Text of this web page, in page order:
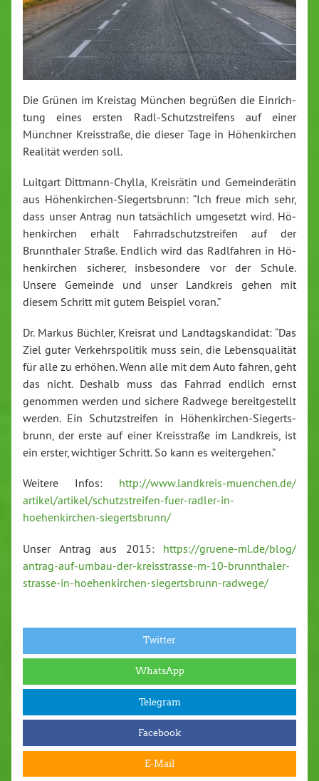
Die Grünen im Kreistag München begrüßen die Ein­rich­
tung eines ersten Radl-Schutz­strei­fens auf einer
Münchner Kreis­stra­ße, die dieser Tage in Hö­hen­kir­chen
Realität werden soll.
Luitgart Ditt­mann-Chyl­la, Kreis­rä­tin und Ge­mein­de­rä­tin
aus Hö­hen­kir­chen-Sie­gerts­brunn: “Ich freue mich sehr,
dass unser Antrag nun tat­säch­lich umgesetzt wird. Hö­
hen­kir­chen erhält Fahr­rad­schutz­strei­fen auf der
Brunntha­ler Straße. Endlich wird das Radl­fah­ren in Hö­
hen­kir­chen sicherer, ins­be­son­de­re vor der Schule.
Unsere Gemeinde und unser Landkreis gehen mit
diesem Schritt mit gutem Beispiel voran.”
Dr. Markus Büchler, Kreisrat und Land­tags­kan­di­dat: “Das
Ziel guter Ver­kehrs­po­li­tik muss sein, die Le­bens­qua­li­tät
für alle zu erhöhen. Wenn alle mit dem Auto fahren, geht
das nicht. Deshalb muss das Fahrrad endlich ernst
genommen werden und sichere Radwege be­reit­ge­stellt
werden. Ein Schutz­strei­fen in Hö­hen­kir­chen-Sie­gerts­
brunn, der erste auf einer Kreis­stra­ße im Landkreis, ist
ein erster, wichtiger Schritt. So kann es wei­ter­ge­hen.”
Weitere Infos: http://​www.​landkreis-​muenchen.​de/​
artikel/​artikel/​schutzstreifen-​fuer-​radler-​in-​
hoehenkirchen-​siegertsbrunn/
Unser Antrag aus 2015: https://​gruene-​ml.​de/​blog/​
antrag-​auf-​umbau-​der-​kreisstrasse-​m-​10-​brunnthaler-​
strasse-​in-​hoehenkirchen-​siegertsbrunn-​radwege/
Twitter
WhatsApp
Telegram
Facebook
E-Mail